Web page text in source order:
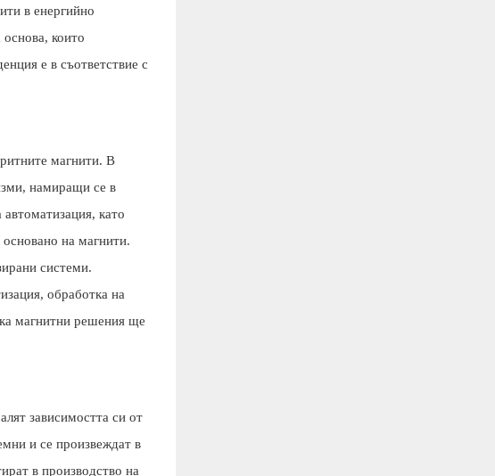
в енергийно
които
е в съответствие с
магнити. В
намиращи се в
като
на магнити.
системи.
обработка на
магнитни решения ще
зависимостта си от
и се произвеждат в
в производство на